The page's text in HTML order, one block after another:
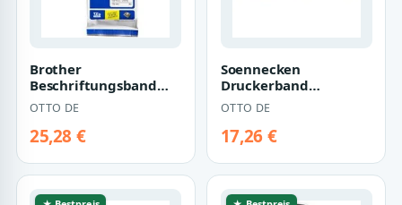
Brother
Beschriftungsband
TZe-241, 18 mm,
schwarz auf weiß,
Wisch-, we…
OTTO DE
25,28 €
Soennecken
Druckerband
Korrekturband Lift Off
Gr.143 5 St./Pack.
OTTO DE
17,26 €